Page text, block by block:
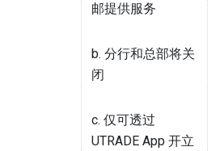
邮提供服务
b. 分行和总部将关
闭
c. 仅可透过
UTRADE App 开立